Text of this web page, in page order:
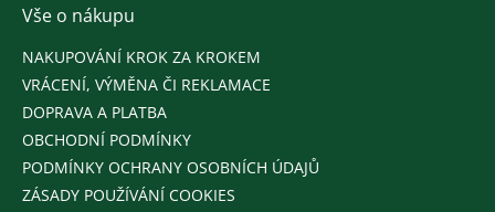
Vše o nákupu
NAKUPOVÁNÍ KROK ZA KROKEM
VRÁCENÍ, VÝMĚNA ČI REKLAMACE
DOPRAVA A PLATBA
OBCHODNÍ PODMÍNKY
PODMÍNKY OCHRANY OSOBNÍCH ÚDAJŮ
ZÁSADY POUŽÍVÁNÍ COOKIES